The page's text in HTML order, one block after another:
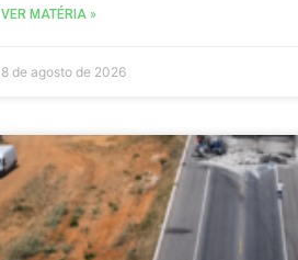
VER MATÉRIA »
8 de agosto de 2026